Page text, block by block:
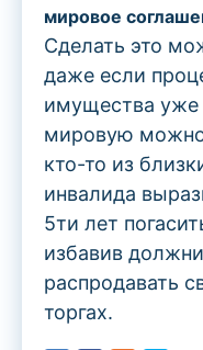
мировое
Сделать это
даже если
имущества уже
мировую можно
кто-то из
инвалида
5ти лет
избавив
распродавать
торгах.